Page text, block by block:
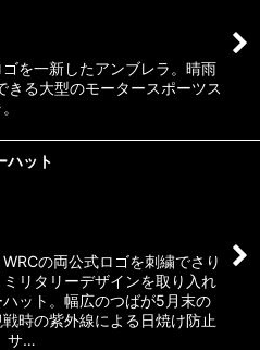
を一新したアンブレラ。晴雨
きる大型のモータースポーツス
ハット
の両公式ロゴを刺繍でさり
リタリーデザインを取り入れ
ット。幅広のつばが5月末の
時の紫外線による日焼け防止
サ…